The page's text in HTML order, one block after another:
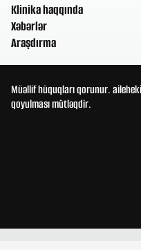
Klinika haqqında
Xəbərlər
Araşdırma
Müəllif hüquqları qorunur.
qoyulması mütləqdir.